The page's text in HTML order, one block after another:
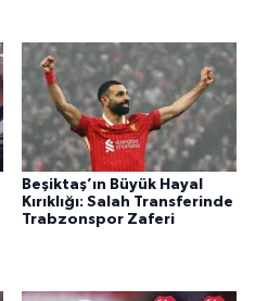
Beşiktaş’ın Büyük Hayal
Kırıklığı: Salah Transferinde
Trabzonspor Zaferi